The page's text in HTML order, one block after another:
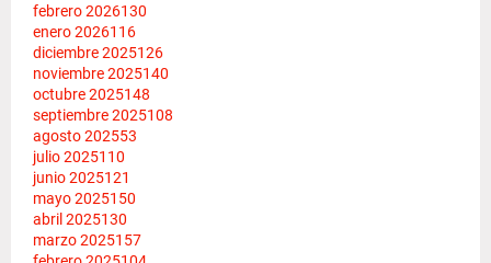
febrero 2026130
enero 2026116
diciembre 2025126
noviembre 2025140
octubre 2025148
septiembre 2025108
agosto 202553
julio 2025110
junio 2025121
mayo 2025150
abril 2025130
marzo 2025157